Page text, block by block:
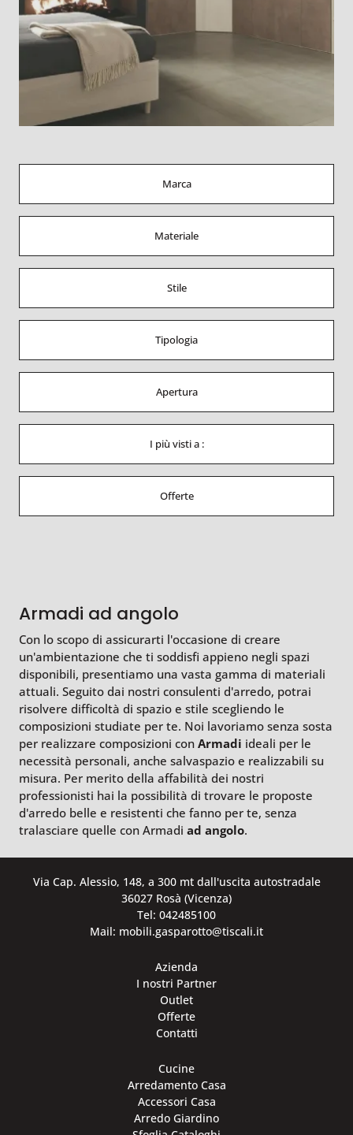
Marca
Materiale
Stile
Tipologia
Apertura
I più visti a :
Offerte
Armadi ad angolo
Con lo scopo di assicurarti l'occasione di creare
un'ambientazione che ti soddisfi appieno negli spazi
disponibili, presentiamo una vasta gamma di materiali
attuali. Seguito dai nostri consulenti d'arredo, potrai
risolvere difficoltà di spazio e stile scegliendo le
composizioni studiate per te. Noi lavoriamo senza sosta
per realizzare composizioni con Armadi ideali per le
necessità personali, anche salvaspazio e realizzabili su
misura. Per merito della affabilità dei nostri
professionisti hai la possibilità di trovare le proposte
d'arredo belle e resistenti che fanno per te, senza
tralasciare quelle con Armadi ad angolo.
Via Cap. Alessio, 148, a 300 mt dall'uscita autostradale
36027 Rosà (Vicenza)
Tel: 042485100
Mail: mobili.gasparotto@tiscali.it
Azienda
I nostri Partner
Outlet
Offerte
Contatti
Cucine
Arredamento Casa
Accessori Casa
Arredo Giardino